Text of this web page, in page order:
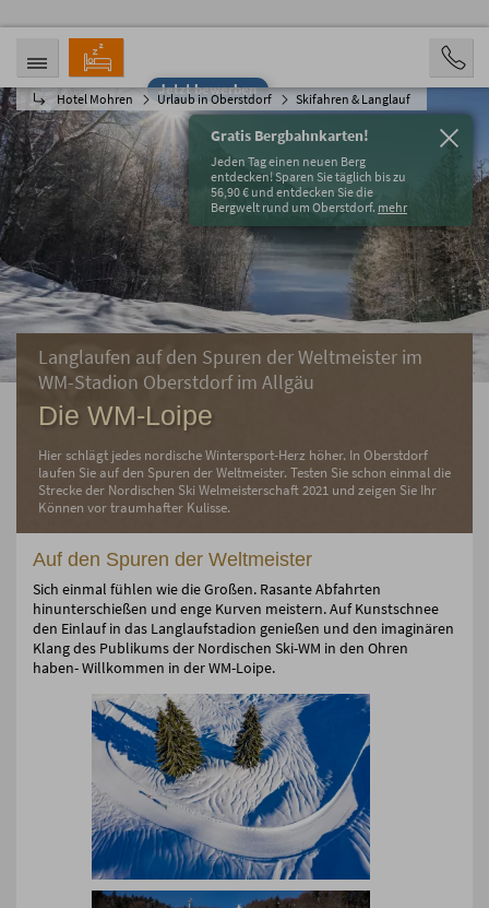
Jetzt bewerben
Hotel Mohren Urlaub in Oberstdorf Skifahren & Langlauf
Gratis Bergbahnkarten!
Jeden Tag einen neuen Berg
entdecken! Sparen Sie täglich bis zu
56,90 € und entdecken Sie die
Bergwelt rund um Oberstdorf. mehr
ANREISE
06.08.2026
ABREISE
11.08.2026
PERSONEN
2 Personen
BUCHEN
Langlaufen auf den Spuren der Weltmeister im
WM-Stadion Oberstdorf im Allgäu
Die WM-Loipe
Hier schlägt jedes nordische Wintersport-Herz höher. In Oberstdorf
laufen Sie auf den Spuren der Weltmeister. Testen Sie schon einmal die
Strecke der Nordischen Ski Welmeisterschaft 2021 und zeigen Sie Ihr
Können vor traumhafter Kulisse.
Auf den Spuren der Weltmeister
Sich einmal fühlen wie die Großen. Rasante Abfahrten
hinunterschießen und enge Kurven meistern. Auf Kunstschnee
den Einlauf in das Langlaufstadion genießen und den imaginären
Klang des Publikums der Nordischen Ski-WM in den Ohren
haben- Willkommen in der WM-Loipe.